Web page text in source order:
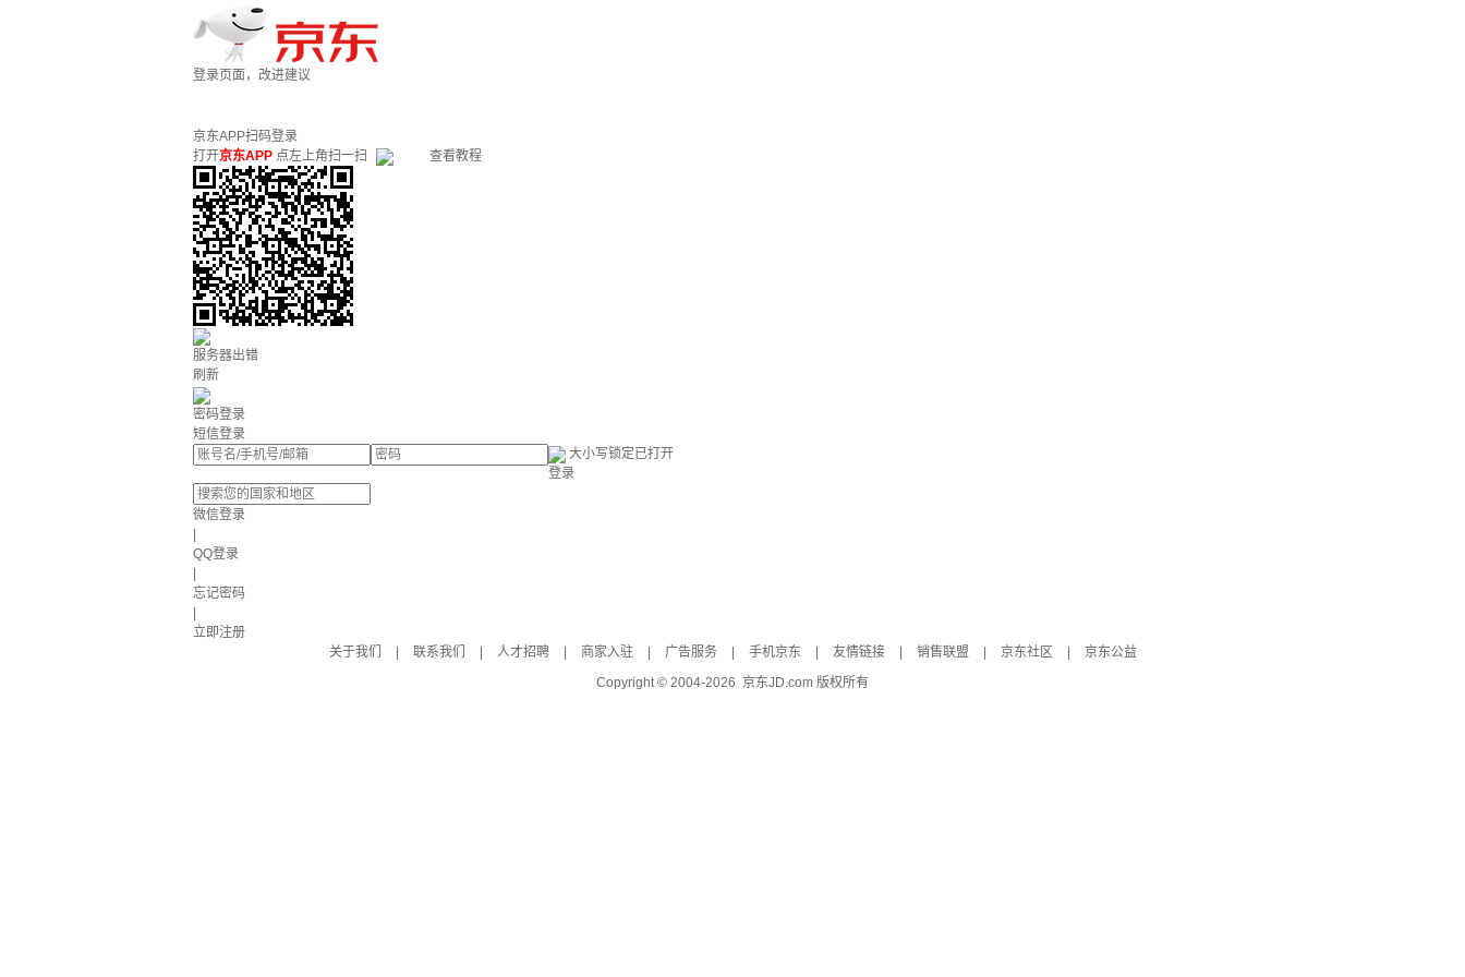
登录页面，改进建议
京东APP扫码登录
打开京东APP 点左上角扫一扫 查看教程
服务器出错
刷新
密码登录
短信登录
大小写锁定已打开
登录
微信登录
QQ登录
忘记密码
立即注册
关于我们
联系我们 人才招聘 商家入驻 广告服务 手机京东 友情链接 销售联盟 京东社区
京东公益
Copyright © 2004-2026 京东JD.com 版权所有